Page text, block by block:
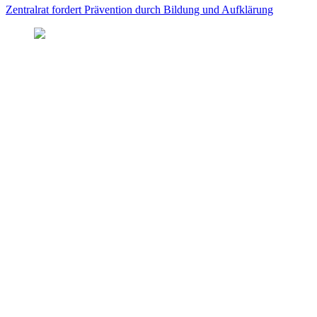
Zentralrat fordert Prävention durch Bildung und Aufklärung